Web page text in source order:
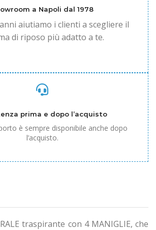
a Napoli dal 1978
aiutiamo i clienti a scegliere il
di riposo più adatto a te.
prima e dopo l’acquisto
è sempre disponibile anche dopo
l’acquisto.
traspirante con 4 MANIGLIE, che